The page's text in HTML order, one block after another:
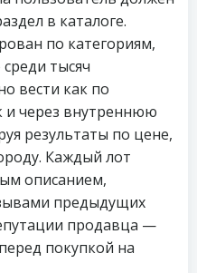
в каталоге.
по категориям,
тысяч
вести как по
и через внутреннюю
результаты по цене,
Каждый лот
описанием,
предыдущих
продавца —
покупкой на